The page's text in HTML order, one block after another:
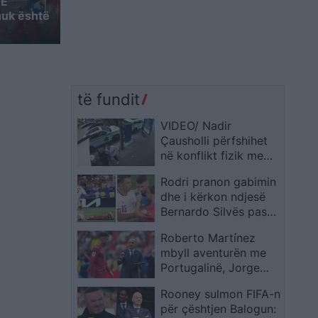
është
të fundit
VIDEO/ Nadir
Çausholli përfshihet
në konflikt fizik me
e ish-Bllokut
Rodri pranon gabimin
dhe i kërkon ndjesë
Bernardo Silvës pas
sfidës me Portugalinë
Roberto Martínez
mbyll aventurën me
Portugalinë, Jorge
luzitan
Rooney sulmon FIFA-n
për çështjen Balogun: